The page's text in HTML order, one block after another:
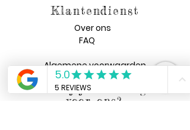
Klantendienst
Over ons
FAQ
Algemene voorwaarden
Heb jij een vraag
voor ons?